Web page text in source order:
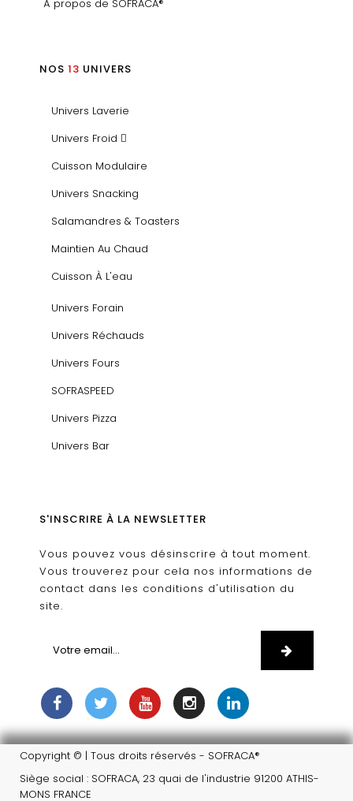
À propos de SOFRACA®
NOS 13 UNIVERS
Univers Laverie
Univers Froid
Cuisson Modulaire
Univers Snacking
Salamandres & Toasters
Maintien Au Chaud
Cuisson À L'eau
Univers Forain
Univers Réchauds
Univers Fours
SOFRASPEED
Univers Pizza
Univers Bar
S'INSCRIRE À LA NEWSLETTER
Vous pouvez vous désinscrire à tout moment.
Vous trouverez pour cela nos informations de
contact dans les conditions d'utilisation du
site.
Copyright © | Tous droits réservés - SOFRACA®
Siège social : SOFRACA, 23 quai de l'industrie 91200 ATHIS-
MONS FRANCE